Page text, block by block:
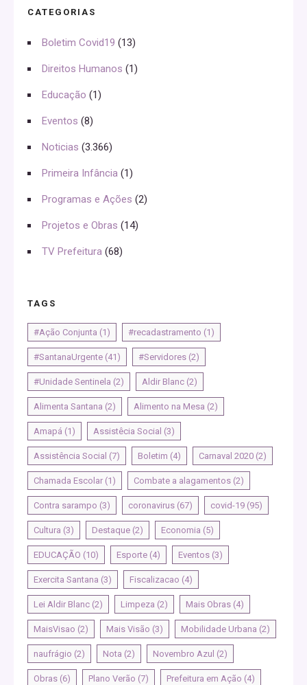
CATEGORIAS
Boletim Covid19 (13)
Direitos Humanos (1)
Educação (1)
Eventos (8)
Noticias (3.366)
Primeira Infância (1)
Programas e Ações (2)
Projetos e Obras (14)
TV Prefeitura (68)
TAGS
#Ação Conjunta (1) #recadastramento (1)
#SantanaUrgente (41) #Servidores (2)
#Unidade Sentinela (2) Aldir Blanc (2)
Alimenta Santana (2) Alimento na Mesa (2)
Amapá (1) Assistêcia Social (3)
Assistência Social (7) Boletim (4) Carnaval 2020 (2)
Chamada Escolar (1) Combate a alagamentos (2)
Contra sarampo (3) coronavirus (67) covid-19 (95)
Cultura (3) Destaque (2) Economia (5)
EDUCAÇÃO (10) Esporte (4) Eventos (3)
Exercita Santana (3) Fiscalizacao (4)
Lei Aldir Blanc (2) Limpeza (2) Mais Obras (4)
MaisVisao (2) Mais Visão (3) Mobilidade Urbana (2)
naufrágio (2) Nota (2) Novembro Azul (2)
Obras (6) Plano Verão (7) Prefeitura em Ação (4)